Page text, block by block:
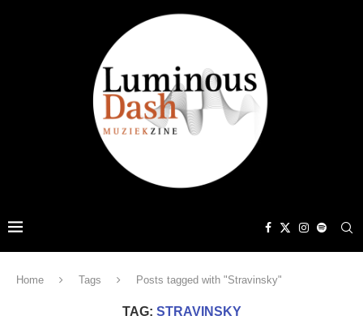
Home Tags Posts tagged with "Stravinsky"
TAG: STRAVINSKY